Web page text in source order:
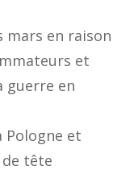
mars en raison
et
guerre en
Pologne et
de tête